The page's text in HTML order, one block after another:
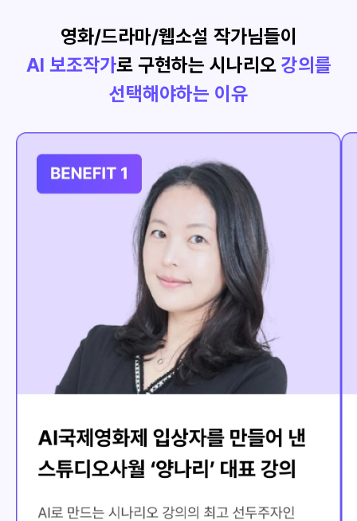
영화/드라마/웹소설 작가님들이
AI 보조작가로 구현하는 시나리오 강의를
선택해야하는 이유